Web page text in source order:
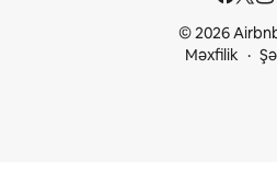
© 2026
Məxfilik